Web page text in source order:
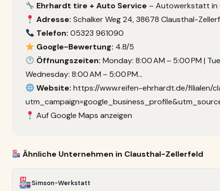
Ehrhardt tire + Auto Service – Autowerkstatt in
Adresse: Schalker Weg 24, 38678 Clausthal-
Telefon: 05323 961090
Google-Bewertung: 4.8/5
Öffnungszeiten: Monday: 8:00 AM – 5:00 PM |
Wednesday: 8:00 AM – 5:00 PM…
Website: https://www.reifen-ehrhardt.de/filialen/
Auf Google Maps anzeigen
Ähnliche Unternehmen in Clausthal-Zellerfeld
Simson-Werkstatt